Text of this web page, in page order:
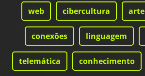
web cibercultura arte
conexões linguagem
telemática conhecimento